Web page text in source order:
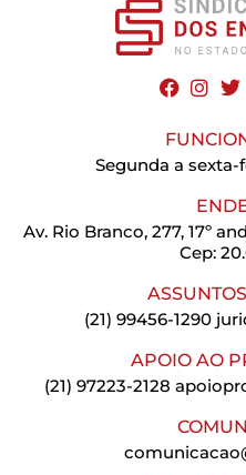
Segunda a sexta-
Av. Rio Branco, 277, 17º
Cep:
(21) 99456-1290
APOIO AO
(21) 97223-2128